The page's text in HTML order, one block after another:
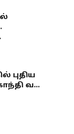
புதிய
வ...